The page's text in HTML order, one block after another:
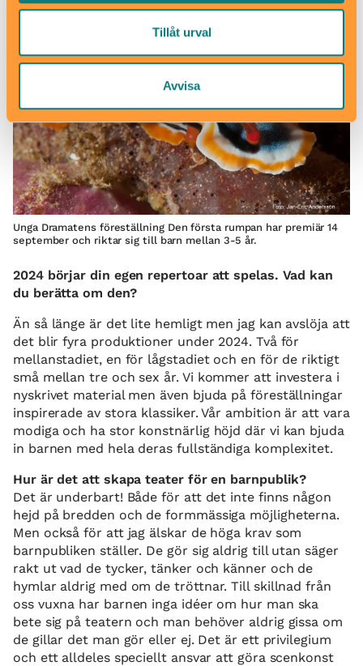
Tillåt urval
Avvisa
Unga Dramatens föreställning Den första rumpan har premiär 14
september och riktar sig till barn mellan 3-5 år.
2024 börjar din egen repertoar att spelas. Vad kan
du berätta om den?
Än så länge är det lite hemligt men jag kan avslöja att
det blir fyra produktioner under 2024. Två för
mellanstadiet, en för lågstadiet och en för de riktigt
små mellan tre och sex år. Vi kommer att investera i
nyskrivet material men även bjuda på föreställningar
inspirerade av stora klassiker. Vår ambition är att vara
modiga och ha stor konstnärlig höjd där vi kan bjuda
in barnen med hela deras fullständiga komplexitet.
Hur är det att skapa teater för en barnpublik?
Det är underbart! Både för att det inte finns någon
hejd på bredden och de formmässiga möjligheterna.
Men också för att jag älskar de höga krav som
barnpubliken ställer. De gör sig aldrig till utan säger
rakt ut vad de tycker, tänker och känner och de
hymlar aldrig med om de tröttnar. Till skillnad från
oss vuxna har barnen inga idéer om hur man ska
bete sig på teatern och man behöver aldrig gissa om
de gillar det man gör eller ej. Det är ett privilegium
och ett alldeles speciellt ansvar att göra scenkonst